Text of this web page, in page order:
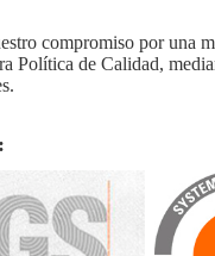
compromiso por una
Política de Calidad,